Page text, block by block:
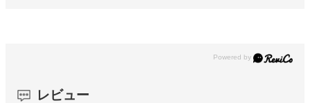
レビュー